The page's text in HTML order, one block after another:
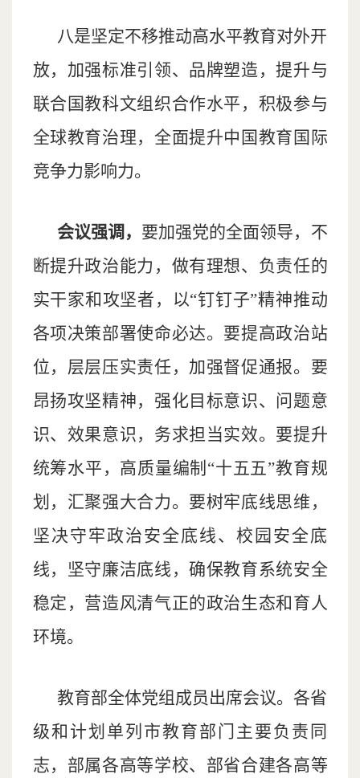
八是坚定不移推动高水平教育对外开
放，加强标准引领、品牌塑造，提升与
联合国教科文组织合作水平，积极参与
全球教育治理，全面提升中国教育国际
竞争力影响力。
会议强调， 要加强党的全面领导，不
断提升政治能力，做有理想、负责任的
实干家和攻坚者，以“钉钉子”精神推动
各项决策部署使命必达。要提高政治站
位，层层压实责任，加强督促通报。要
昂扬攻坚精神，强化目标意识、问题意
识、效果意识，务求担当实效。要提升
统筹水平，高质量编制“十五五”教育规
划，汇聚强大合力。要树牢底线思维，
坚决守牢政治安全底线、校园安全底
线，坚守廉洁底线，确保教育系统安全
稳定，营造风清气正的政治生态和育人
环境。
教育部全体党组成员出席会议。各省
级和计划单列市教育部门主要负责同
志，部属各高等学校、部省合建各高等